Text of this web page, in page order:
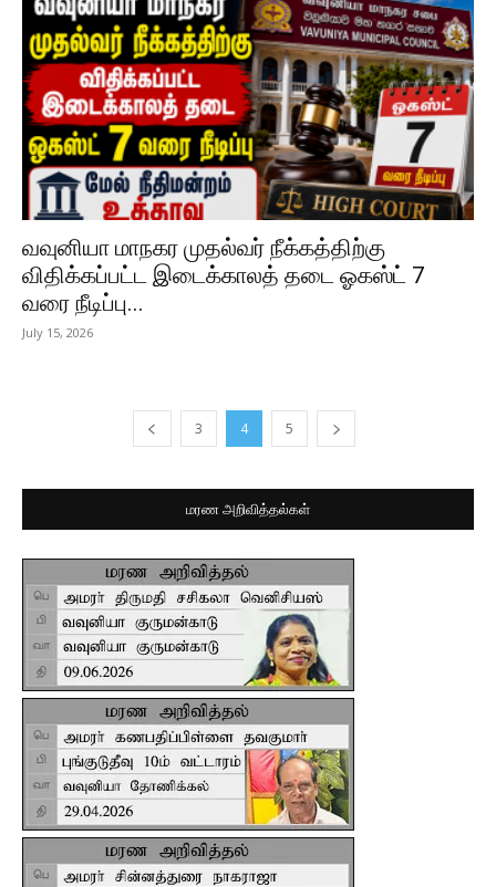
வவுனியா மாநகர முதல்வர் நீக்கத்திற்கு
விதிக்கப்பட்ட இடைக்காலத் தடை ஓகஸ்ட் 7
வரை நீடிப்பு...
July 15, 2026
3 4 5
மரண அறிவித்தல்கள்